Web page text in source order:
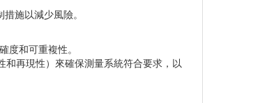
施以減少風險。
和可重複性。
再現性）來確保測量系統符合要求，以